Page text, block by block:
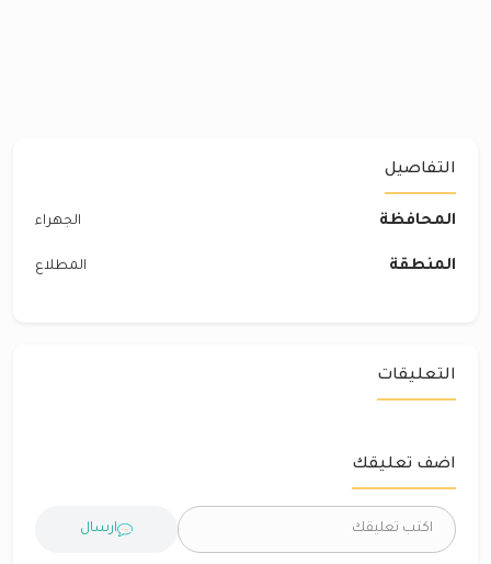
التفاصيل
المحافظة الجهراء
المنطقة المطلاع
التعليقات
اضف تعليقك
ارسال